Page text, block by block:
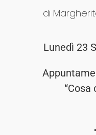
di
Lunedì 23
“Cosa